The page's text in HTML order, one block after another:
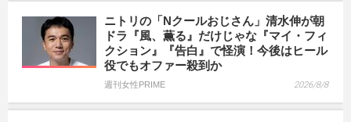
ニトリの「Nクールおじさん」清水伸が朝
ドラ『風、薫る』だけじゃな『マイ・フィ
クション』『告白』で怪演！今後はヒール
役でもオファー殺到か
週刊女性PRIME 2026/8/8